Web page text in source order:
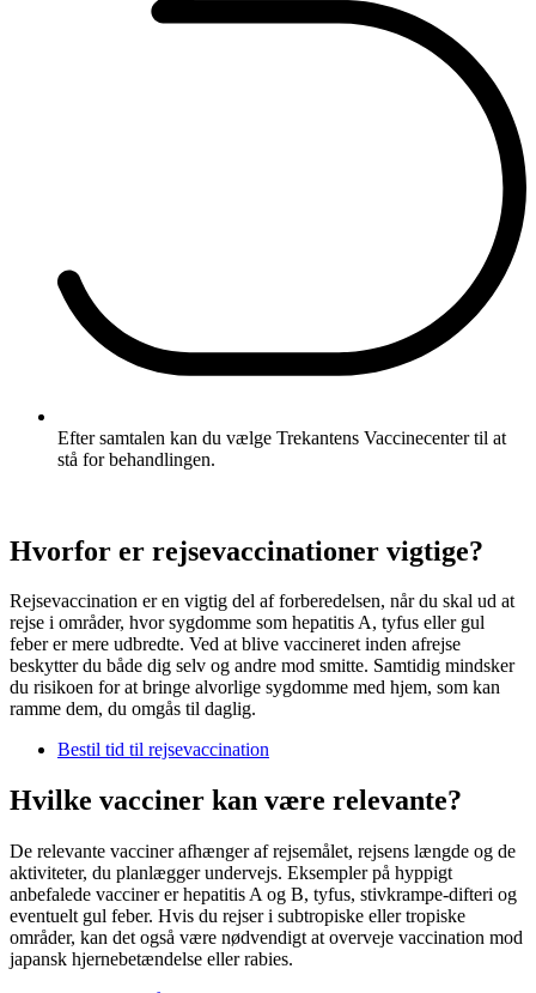
Efter samtalen kan du vælge Trekantens Vaccinecenter til at
stå for behandlingen.
Hvorfor er rejsevaccinationer vigtige?
Rejsevaccination er en vigtig del af forberedelsen, når du skal ud at
rejse i områder, hvor sygdomme som hepatitis A, tyfus eller gul
feber er mere udbredte. Ved at blive vaccineret inden afrejse
beskytter du både dig selv og andre mod smitte. Samtidig mindsker
du risikoen for at bringe alvorlige sygdomme med hjem, som kan
ramme dem, du omgås til daglig.
Bestil tid til rejsevaccination
Hvilke vacciner kan være relevante?
De relevante vacciner afhænger af rejsemålet, rejsens længde og de
aktiviteter, du planlægger undervejs. Eksempler på hyppigt
anbefalede vacciner er hepatitis A og B, tyfus, stivkrampe-difteri og
eventuelt gul feber. Hvis du rejser i subtropiske eller tropiske
områder, kan det også være nødvendigt at overveje vaccination mod
japansk hjernebetændelse eller rabies.